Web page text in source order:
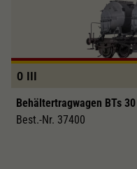
0 III
Behältertragwagen BTs 30
Best.-Nr. 37400